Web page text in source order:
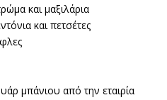
και μαξιλάρια
και πετσέτες
μπάνιου από την εταιρία